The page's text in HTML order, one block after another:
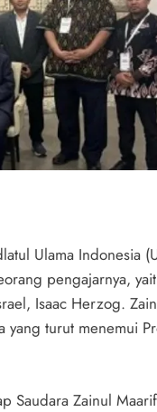
Ulama Indonesia
pengajarnya,
Isaac Herzog.
yang turut menemui
Saudara Zainul